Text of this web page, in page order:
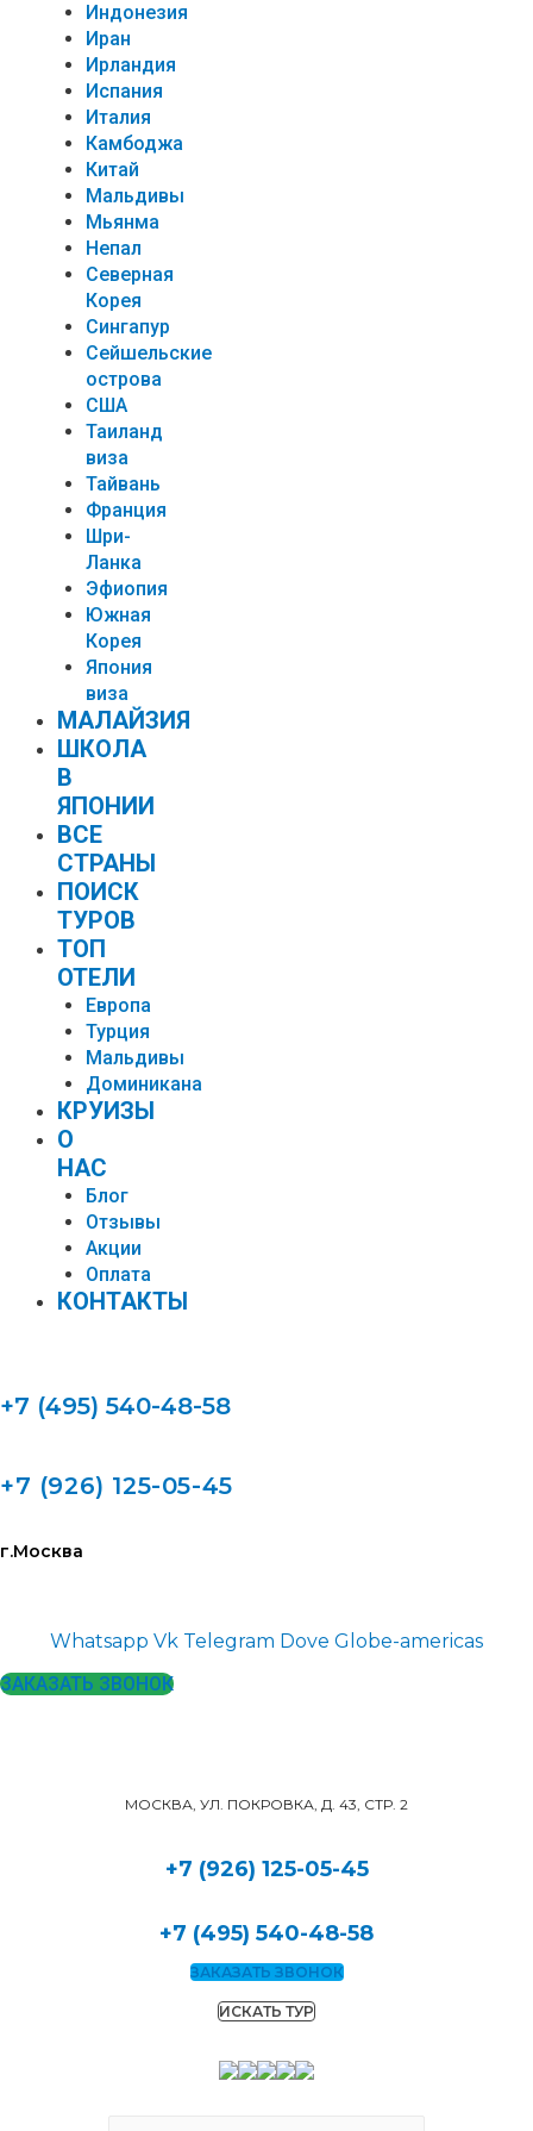
Индонезия
Иран
Ирландия
Испания
Италия
Камбоджа
Китай
Мальдивы
Мьянма
Непал
Северная
Корея
Сингапур
Сейшельские
острова
США
Таиланд
виза
Тайвань
Франция
Шри-
Ланка
Эфиопия
Южная
Корея
Япония
виза
МАЛАЙЗИЯ
ШКОЛА
В
ЯПОНИИ
ВСЕ
СТРАНЫ
ПОИСК
ТУРОВ
ТОП
ОТЕЛИ
Европа
Турция
Мальдивы
Доминикана
КРУИЗЫ
О
НАС
Блог
Отзывы
Акции
Оплата
КОНТАКТЫ
+7 (495) 540-48-58
+7 (926) 125-05-45
г.Москва
Whatsapp Vk Telegram Dove Globe-americas
ЗАКАЗАТЬ ЗВОНОК
МОСКВА, УЛ. ПОКРОВКА, Д. 43, СТР. 2
+7 (926) 125-05-45
+7 (495) 540-48-58
ЗАКАЗАТЬ ЗВОНОК
ИСКАТЬ ТУР